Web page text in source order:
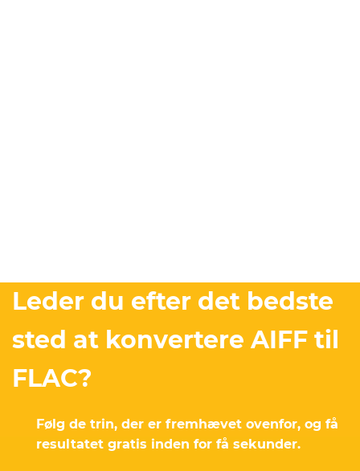
Leder du efter det bedste
sted at konvertere AIFF til
FLAC?
Følg de trin, der er fremhævet ovenfor, og få
resultatet gratis inden for få sekunder.